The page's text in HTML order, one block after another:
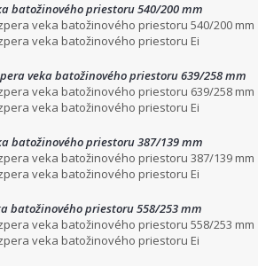
batožinového priestoru 540/200 mm
veka batožinového priestoru 540/200 mm
veka batožinového priestoru Ei
veka batožinového priestoru 639/258 mm
veka batožinového priestoru 639/258 mm
veka batožinového priestoru Ei
batožinového priestoru 387/139 mm
veka batožinového priestoru 387/139 mm
veka batožinového priestoru Ei
batožinového priestoru 558/253 mm
veka batožinového priestoru 558/253 mm
veka batožinového priestoru Ei